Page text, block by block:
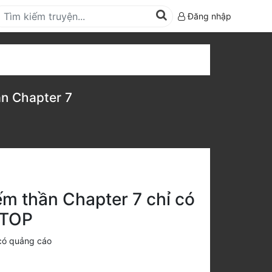
Đăng nhập
Chapter 7
thần Chapter 7 chỉ có
quảng cáo